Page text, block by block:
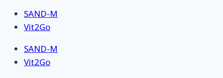
SAND-M
Vit2Go
SAND-M
Vit2Go